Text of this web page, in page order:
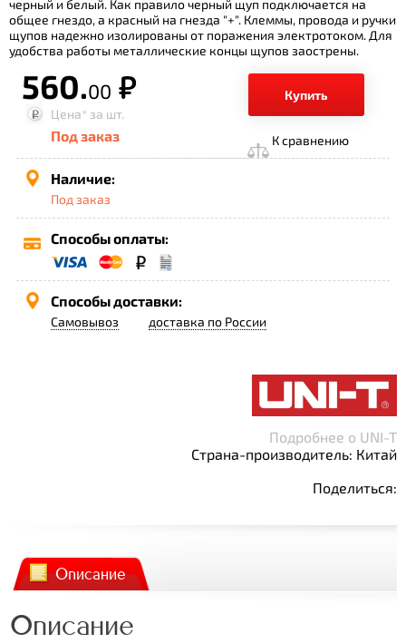
черный и белый. Как правило черный щуп подключается на
общее гнездо, а красный на гнезда "+". Клеммы, провода и ручки
щупов надежно изолированы от поражения электротоком. Для
удобства работы металлические концы щупов заострены.
560.00 р.
Купить
Цена* за шт.
Под заказ К сравнению
Наличие:
Под заказ
Способы оплаты:
Способы доставки:
Самовывоз доставка по России
Подробнее о UNI-T
Страна-производитель: Китай
Поделиться:
Описание
Описание